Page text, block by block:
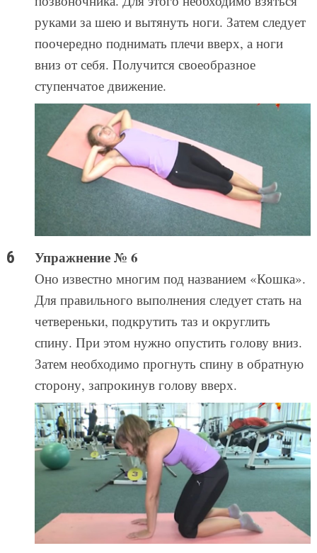
руками за шею и вытянуть ноги. Затем следует
поочередно поднимать плечи вверх, а ноги
вниз от себя. Получится своеобразное
ступенчатое движение.
Упражнение № 6
Оно известно многим под названием «Кошка».
Для правильного выполнения следует стать на
четвереньки, подкрутить таз и округлить
спину. При этом нужно опустить голову вниз.
Затем необходимо прогнуть спину в обратную
сторону, запрокинув голову вверх.